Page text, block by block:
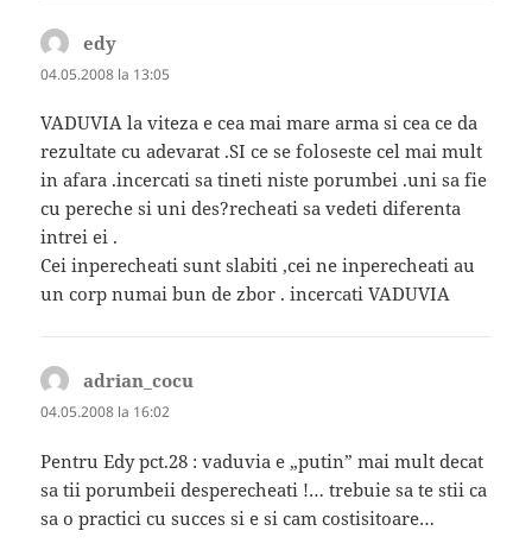
edy
04.05.2008 la 13:05
VADUVIA la viteza e cea mai mare arma si cea ce da
rezultate cu adevarat .SI ce se foloseste cel mai mult
in afara .incercati sa tineti niste porumbei .uni sa fie
cu pereche si uni des?recheati sa vedeti diferenta
intrei ei .
Cei inperecheati sunt slabiti ,cei ne inperecheati au
un corp numai bun de zbor . incercati VADUVIA
adrian_cocu
04.05.2008 la 16:02
Pentru Edy pct.28 : vaduvia e „putin” mai mult decat
sa tii porumbeii desperecheati !… trebuie sa te stii ca
sa o practici cu succes si e si cam costisitoare…